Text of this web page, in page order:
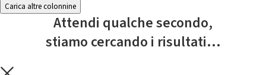
Carica altre colonnine
Attendi qualche secondo,
stiamo cercando i risultati...